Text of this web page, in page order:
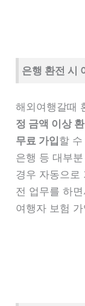
은행 환전 시
해외여행갈때
정 금액 이상
무료 가입할
은행 등 대부
경우 자동으로
전 업무를 하
여행자 보험